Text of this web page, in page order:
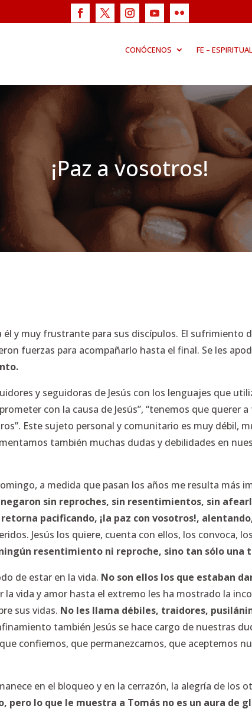
CONÓCENOS FE –
¡Paz a vosotros!
él y muy frustrante para sus discípulos. El sufrimiento
fuerzas para acompañarlo hasta el final. Se les
y seguidoras de Jesús con los lenguajes que
con la causa de Jesús”, “tenemos que querer
Este sujeto personal y comunitario es muy débil,
también muchas dudas y debilidades en
a medida que pasan los años me resulta más
sin reproches, sin resentimientos, sin
retorna pacificando, ¡la paz con vosotros!,
Jesús los quiere, cuenta con ellos, los convoca,
resentimiento ni reproche, sino tan sólo una
de estar en la vida. No son ellos los que estaban
la vida y amor hasta el extremo les ha mostrado la
sus vidas. No les llama débiles, traidores,
también Jesús se hace cargo de nuestras
confiemos, que permanezcamos, que aceptemos
en el bloqueo y en la cerrazón, la alegría de los
pero lo que le muestra a Tomás no es un aura de